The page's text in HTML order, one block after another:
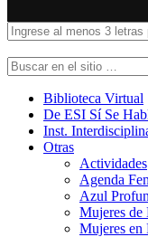
Biblioteca Virtual
De ESI Sí Se
Inst.
Otras
Actividades
Agenda
Azul
Mujeres de
Mujeres en